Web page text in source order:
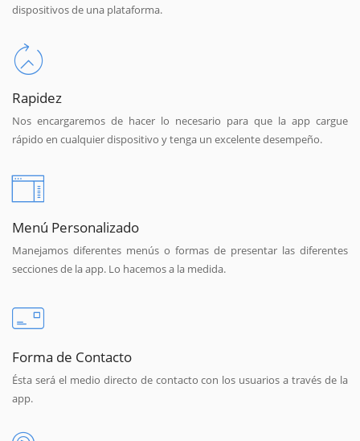
dispositivos de una plataforma.
Rapidez
Nos encargaremos de hacer lo necesario para que la app cargue
rápido en cualquier dispositivo y tenga un excelente desempeño.
Menú Personalizado
Manejamos diferentes menús o formas de presentar las diferentes
secciones de la app. Lo hacemos a la medida.
Forma de Contacto
Ésta será el medio directo de contacto con los usuarios a través de la
app.